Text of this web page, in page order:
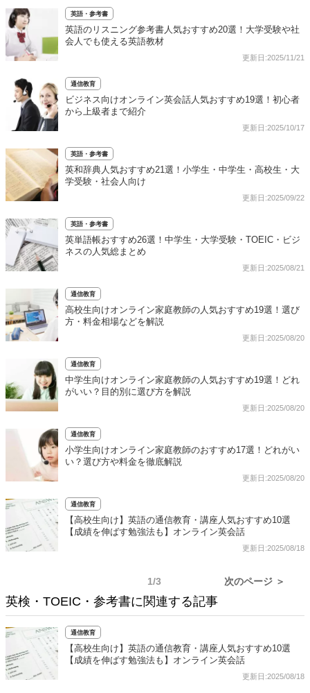
英語・参考書
英語のリスニング参考書人気おすすめ20選！大学受験や社
会人でも使える英語教材
更新日:2025/11/21
通信教育
ビジネス向けオンライン英会話人気おすすめ19選！初心者
から上級者まで紹介
更新日:2025/10/17
英語・参考書
英和辞典人気おすすめ21選！小学生・中学生・高校生・大
学受験・社会人向け
更新日:2025/09/22
英語・参考書
英単語帳おすすめ26選！中学生・大学受験・TOEIC・ビジ
ネスの人気総まとめ
更新日:2025/08/21
通信教育
高校生向けオンライン家庭教師の人気おすすめ19選！選び
方・料金相場などを解説
更新日:2025/08/20
通信教育
中学生向けオンライン家庭教師の人気おすすめ19選！どれ
がいい？目的別に選び方を解説
更新日:2025/08/20
通信教育
小学生向けオンライン家庭教師のおすすめ17選！どれがい
い？選び方や料金を徹底解説
更新日:2025/08/20
通信教育
【高校生向け】英語の通信教育・講座人気おすすめ10選
【成績を伸ばす勉強法も】オンライン英会話
更新日:2025/08/18
1/3 次のページ ＞
英検・TOEIC・参考書に関連する記事
通信教育
【高校生向け】英語の通信教育・講座人気おすすめ10選
【成績を伸ばす勉強法も】オンライン英会話
更新日:2025/08/18